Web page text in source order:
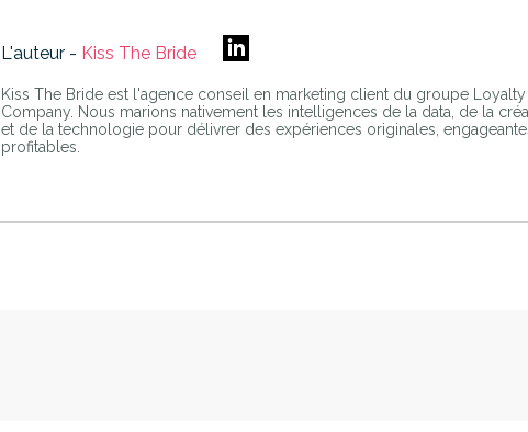
L'auteur - Kiss The Bride
Kiss The Bride est l'agence conseil en marketing client du groupe Loyalty
Company. Nous marions nativement les intelligences de la data, de la
et de la technologie pour délivrer des expériences originales,
profitables.